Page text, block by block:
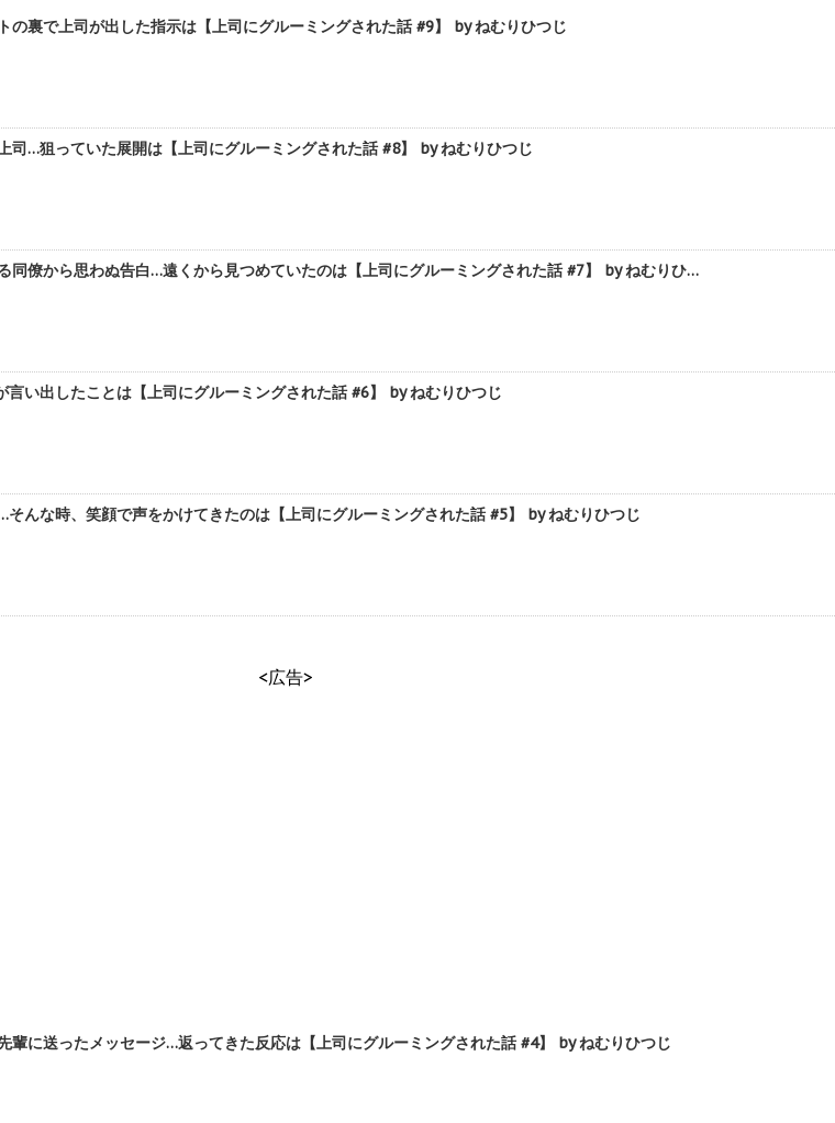
の裏で上司が出した指示は【上司にグルーミングされた話 #9】 by ねむりひつじ
司…狙っていた展開は【上司にグルーミングされた話 #8】 by ねむりひつじ
同僚から思わぬ告白…遠くから見つめていたのは【上司にグルーミングされた話 #7】 by ねむりひ…
言い出したことは【上司にグルーミングされた話 #6】 by ねむりひつじ
そんな時、笑顔で声をかけてきたのは【上司にグルーミングされた話 #5】 by ねむりひつじ
<広告>
輩に送ったメッセージ…返ってきた反応は【上司にグルーミングされた話 #4】 by ねむりひつじ